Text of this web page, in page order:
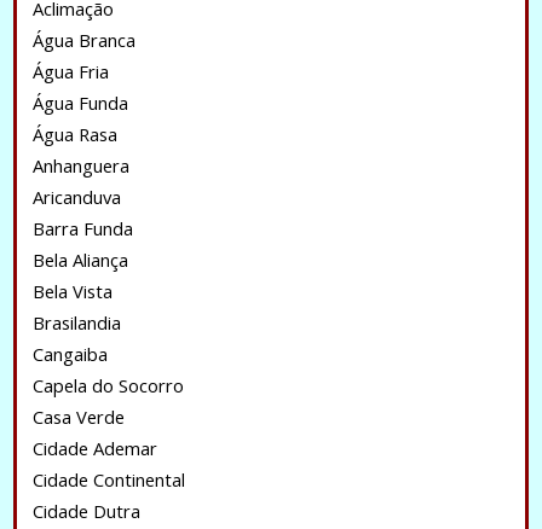
Aclimação
Água Branca
Água Fria
Água Funda
Água Rasa
Anhanguera
Aricanduva
Barra Funda
Bela Aliança
Bela Vista
Brasilandia
Cangaiba
Capela do Socorro
Casa Verde
Cidade Ademar
Cidade Continental
Cidade Dutra